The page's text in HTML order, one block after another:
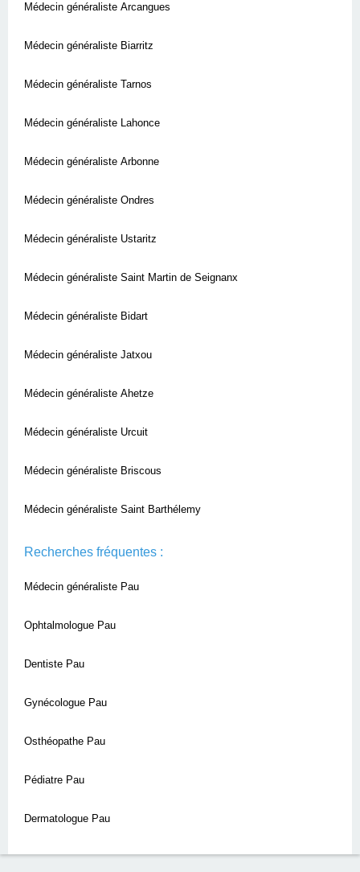
Médecin généraliste Arcangues
Médecin généraliste Biarritz
Médecin généraliste Tarnos
Médecin généraliste Lahonce
Médecin généraliste Arbonne
Médecin généraliste Ondres
Médecin généraliste Ustaritz
Médecin généraliste Saint Martin de Seignanx
Médecin généraliste Bidart
Médecin généraliste Jatxou
Médecin généraliste Ahetze
Médecin généraliste Urcuit
Médecin généraliste Briscous
Médecin généraliste Saint Barthélemy
Recherches fréquentes :
Médecin généraliste Pau
Ophtalmologue Pau
Dentiste Pau
Gynécologue Pau
Osthéopathe Pau
Pédiatre Pau
Dermatologue Pau